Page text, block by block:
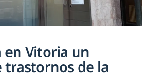
Vitoria un
trastornos de la